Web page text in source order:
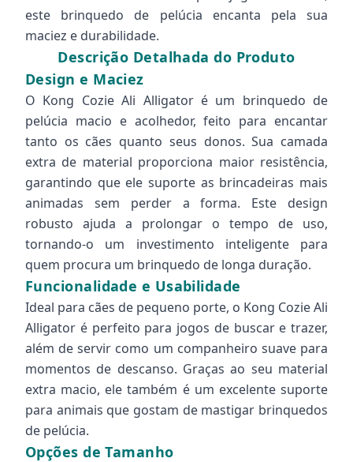
este brinquedo de pelúcia encanta pela sua
maciez e durabilidade.
Descrição Detalhada do Produto
Design e Maciez
O Kong Cozie Ali Alligator é um brinquedo de
pelúcia macio e acolhedor, feito para encantar
tanto os cães quanto seus donos. Sua camada
extra de material proporciona maior resistência,
garantindo que ele suporte as brincadeiras mais
animadas sem perder a forma. Este design
robusto ajuda a prolongar o tempo de uso,
tornando-o um investimento inteligente para
quem procura um brinquedo de longa duração.
Funcionalidade e Usabilidade
Ideal para cães de pequeno porte, o Kong Cozie Ali
Alligator é perfeito para jogos de buscar e trazer,
além de servir como um companheiro suave para
momentos de descanso. Graças ao seu material
extra macio, ele também é um excelente suporte
para animais que gostam de mastigar brinquedos
de pelúcia.
Opções de Tamanho